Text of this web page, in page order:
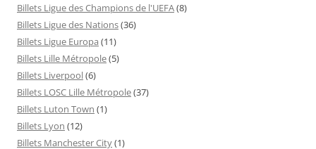
Billets Ligue des Champions de l'UEFA(8)
Billets Ligue des Nations(36)
Billets Ligue Europa (11)
Billets Lille Métropole(5)
Billets Liverpool(6)
Billets LOSC Lille Métropole(37)
Billets Luton Town (1)
Billets Lyon (12)
Billets Manchester City(1)